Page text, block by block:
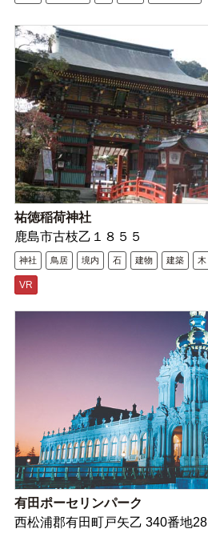
祐徳稲荷神社
鹿島市古枝乙１８５５
神社 鳥居 境内 石 建物 建築 木
VR
有田ポーセリンパーク
西松浦郡有田町戸矢乙 340番地28